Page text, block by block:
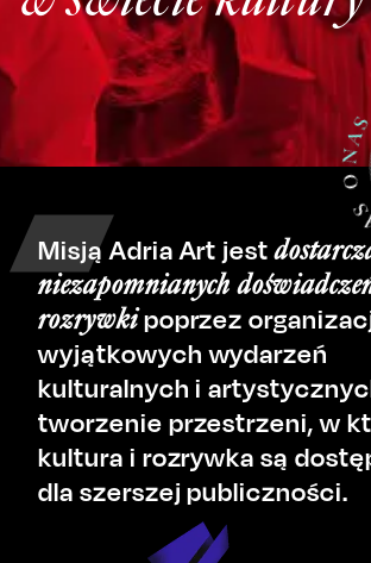
Misją Adria Art jest
niezapomnianych
rozrywki poprzez
wyjątkowych wydarzeń
kulturalnych i
tworzenie przestrzeni, w
kultura i rozrywka są
dla szerszej publiczności.